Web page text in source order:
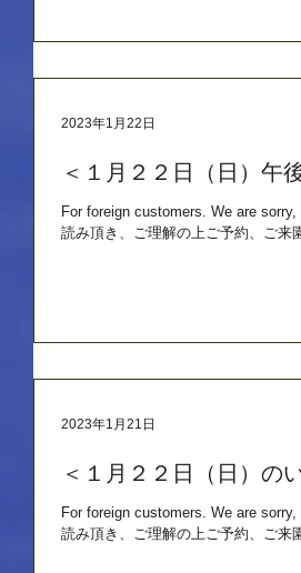
＜１月２２日（日）午
For foreign customers. We are
読み頂き、ご理解の上ご予約、ご来
2023年1月22日
＜１月２２日（日）の
For foreign customers. We are
読み頂き、ご理解の上ご予約、ご来
2023年1月21日